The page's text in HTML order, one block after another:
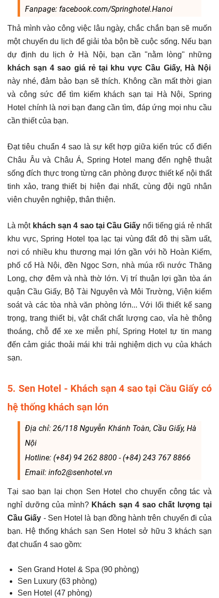
Fanpage: facebook.com/Springhotel.Hanoi
Thả mình vào công việc lâu ngày, chắc chắn bạn sẽ muốn
một chuyến du lịch để giải tỏa bộn bề cuộc sống. Nếu bạn
dự định du lịch ở Hà Nội, bạn cần "nằm lòng" những
khách sạn 4 sao giá rẻ tại khu vực Cầu Giấy, Hà Nội
này nhé, đảm bảo bạn sẽ thích. Không cần mất thời gian
và công sức để tìm kiếm khách sạn tại Hà Nội, Spring
Hotel chính là nơi bạn đang cần tìm, đáp ứng mọi nhu cầu
cần thiết của bạn.
Đạt tiêu chuẩn 4 sao là sự kết hợp giữa kiến trúc cổ điển
Châu Âu và Châu Á, Spring Hotel mang đến nghệ thuật
sống đích thực trong từng căn phòng được thiết kế nội thất
tinh xảo, trang thiết bị hiện đại nhất, cùng đội ngũ nhân
viên chuyên nghiệp, thân thiện.
Là một khách sạn 4 sao tại Cầu Giấy nổi tiếng giá rẻ nhất
khu vực, Spring Hotel tọa lạc tại vùng đất đô thị sầm uất,
nơi có nhiều khu thương mại lớn gần với hồ Hoàn Kiếm,
phố cổ Hà Nội, đền Ngọc Sơn, nhà múa rối nước Thăng
Long, chợ đêm và nhà thờ lớn.Vị trí thuận lợi gần tòa án
quận Cầu Giấy, Bộ Tài Nguyên và Môi Trường, Viện kiểm
soát và các tòa nhà văn phòng lớn... Với lối thiết kế sang
trọng, trang thiết bị, vật chất chất lượng cao, vỉa hè thông
thoáng, chỗ để xe xe miễn phí, Spring Hotel tự tin mang
đến cảm giác thoải mái khi trải nghiệm dịch vụ của khách
sạn.
5. Sen Hotel - Khách sạn 4 sao tại Cầu Giấy có
hệ thống khách sạn lớn
Địa chỉ: 26/118 Nguyễn Khánh Toàn, Cầu Giấy, Hà
Nội
Hotline: (+84) 94 262 8800 - (+84) 243 767 8866
Email: info2@senhotel.vn
Tại sao bạn lại chọn Sen Hotel cho chuyến công tác và
nghỉ dưỡng của mình?Khách sạn 4 sao chất lượng tại
Cầu Giấy - Sen Hotel là bạn đồng hành trên chuyến đi của
bạn. Hệ thống khách sạn Sen Hotel sở hữu 3 khách sạn
đạt chuẩn 4 sao gồm:
Sen Grand Hotel & Spa (90 phòng)
Sen Luxury (63 phòng)
Sen Hotel (47 phòng)